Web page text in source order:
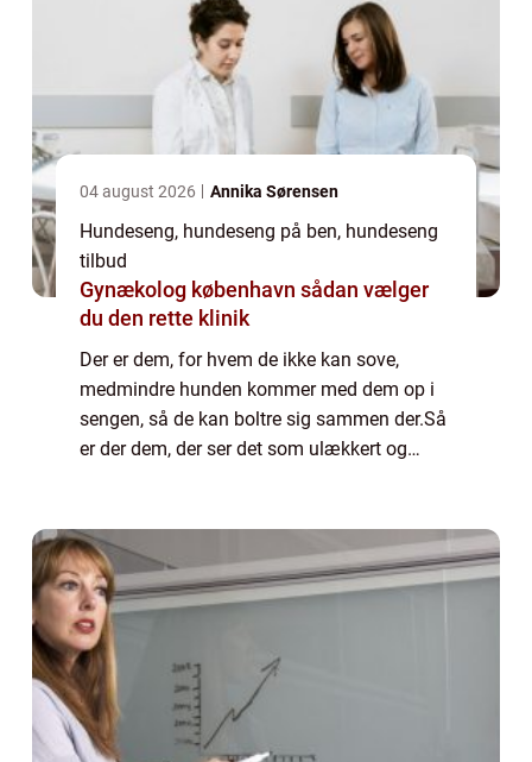
04 august 2026 Annika Sørensen
Hundeseng, hundeseng på ben, hundeseng
tilbud
Gynækolog københavn sådan vælger
du den rette klinik
Der er dem, for hvem de ikke kan sove,
medmindre hunden kommer med dem op i
sengen, så de kan boltre sig sammen der.Så
er der dem, der ser det som ulækkert og
skal v...